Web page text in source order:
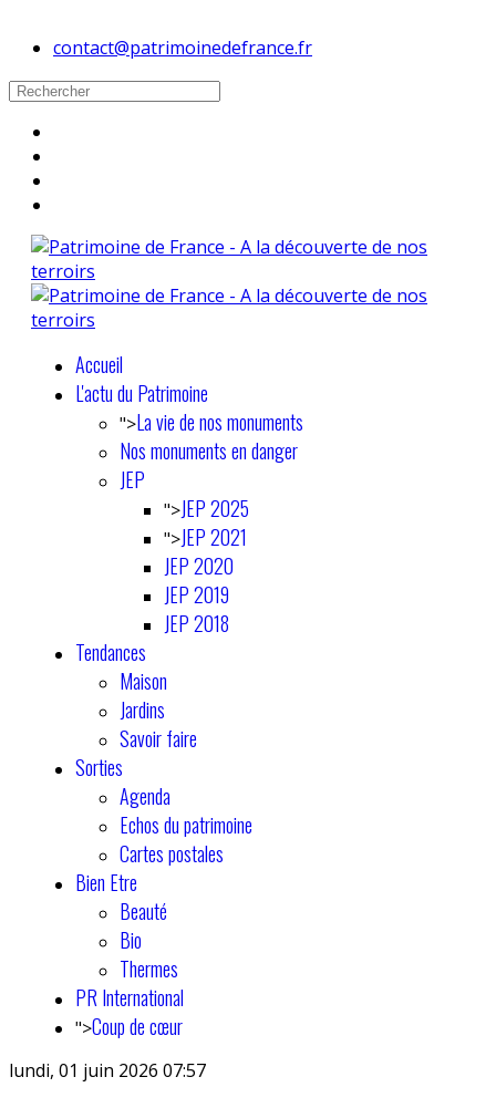
contact@patrimoinedefrance.fr
Accueil
L'actu du Patrimoine
">La vie de nos monuments
Nos monuments en danger
JEP
">JEP 2025
">JEP 2021
JEP 2020
JEP 2019
JEP 2018
Tendances
Maison
Jardins
Savoir faire
Sorties
Agenda
Echos du patrimoine
Cartes postales
Bien Etre
Beauté
Bio
Thermes
PR International
">Coup de cœur
lundi, 01 juin 2026 07:57